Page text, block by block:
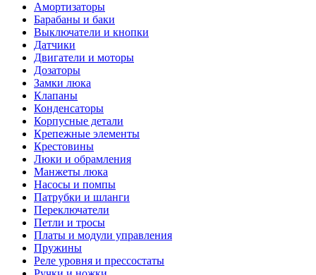
Амортизаторы
Барабаны и баки
Выключатели и кнопки
Датчики
Двигатели и моторы
Дозаторы
Замки люка
Клапаны
Конденсаторы
Корпусные детали
Крепежные элементы
Крестовины
Люки и обрамления
Манжеты люка
Насосы и помпы
Патрубки и шланги
Переключатели
Петли и тросы
Платы и модули управления
Пружины
Реле уровня и прессостаты